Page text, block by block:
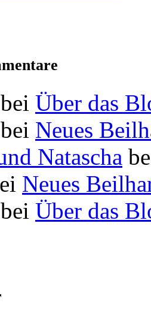
bei Über das
bei Neues
Natascha
Neues
bei Über das